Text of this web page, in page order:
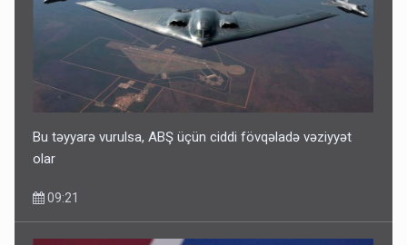
Bu təyyarə vurulsa, ABŞ üçün ciddi fövqəladə vəziyyət
olar
09:21